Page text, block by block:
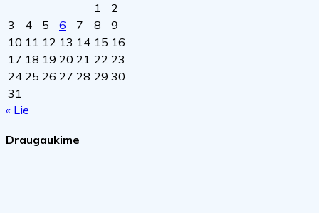
1
2
3
4 5 6 7 8
9
10 11 12 13 14 15 16
17 18 19 20 21 22 23
24 25 26 27 28 29 30
31
« Lie
Draugaukime